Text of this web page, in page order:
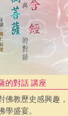
的對話 講座
佛教歷史感興趣
學盛宴。